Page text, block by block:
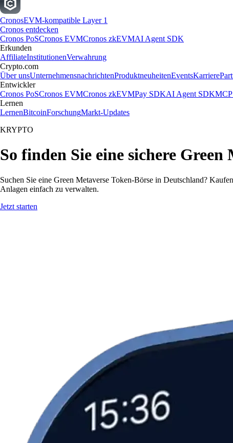
CronosEVM-kompatible Layer 1
Cronos entdecken
Cronos PoSCronos EVMCronos zkEVMAI Agent SDK
Erkunden
AffiliateInstitutionenVerwahrung
Crypto.com
Über unsUnternehmensnachrichtenProduktneuheitenEventsKarriere
Entwickler
Cronos PoSCronos EVMCronos zkEVMPay SDKAI Agent SDKMCP
Lernen
LernenBitcoinForschungMarkt-Updates
KRYPTO
So finden Sie eine sichere Green
Suchen Sie eine Green Metaverse Token-Börse in Deutschland?
Anlagen einfach zu verwalten.
Jetzt starten